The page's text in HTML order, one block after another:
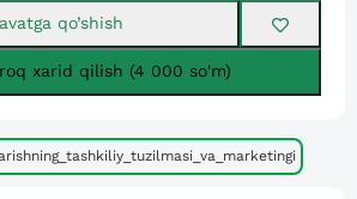
qo’shish
xarid qilish (4 000 so'm)